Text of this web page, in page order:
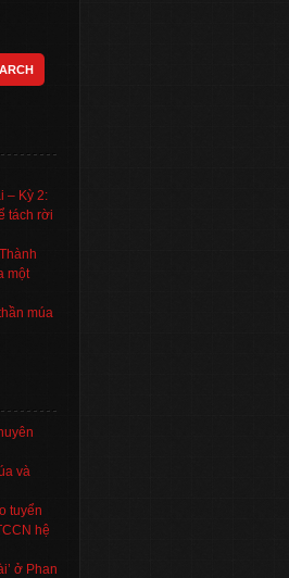
– Kỳ 2:
tách rời
một
múa
và
tuyển
hệ
ở Phan